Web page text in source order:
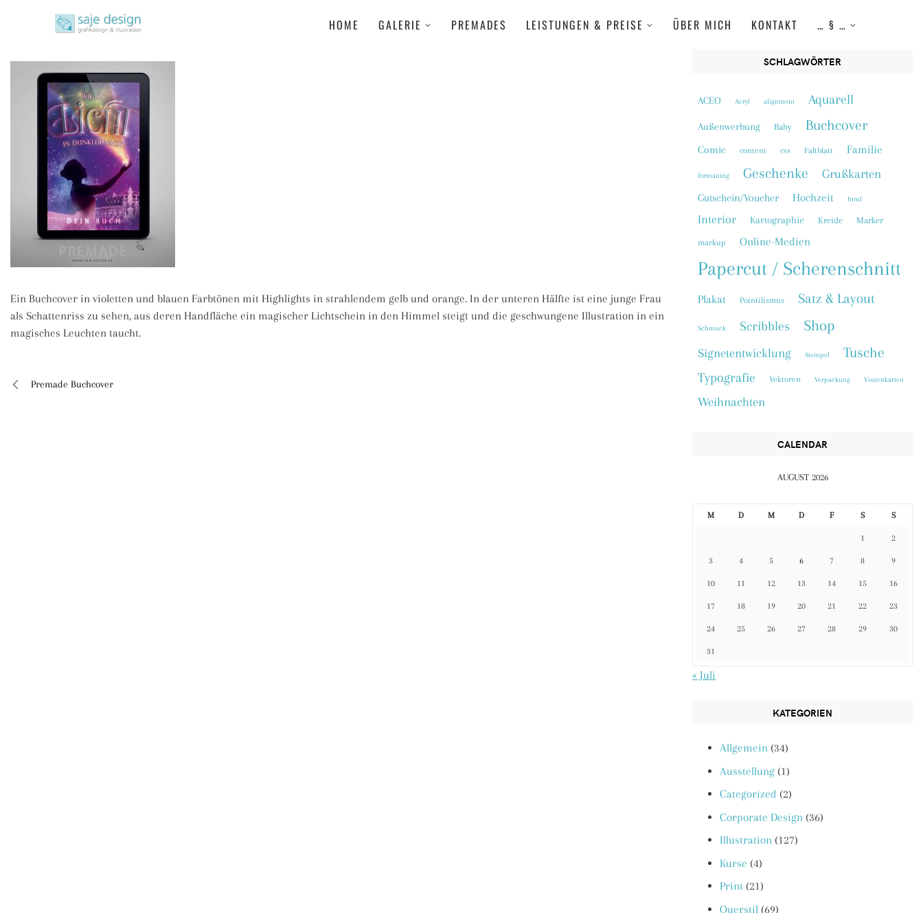
saje design bonn
grafikdesign | buchgestaltung | illustration HOME GALERIE PREMADES LEISTUNGEN & PREISE ÜBER MICH KONTAKT … § …
Ein Buchcover in violetten und blauen Farbtönen mit Highlights in strahlendem gelb und orange. In der unteren Hälfte ist eine junge Frau
als Schattenriss zu sehen, aus deren Handfläche ein magischer Lichtschein in den Himmel steigt und die geschwungene Illustration in ein
magisches Leuchten taucht.
Beitragsnavigation
Premade Buchcover
SCHLAGWÖRTER
ACEO Acryl alignment Aquarell
Außenwerbung Baby Buchcover
Comic content css Faltblatt Familie
formatting Geschenke Grußkarten
Gutschein/Voucher Hochzeit html
Interior Kartographie Kreide Marker
markup Online-Medien
Papercut / Scherenschnitt
Plakat Pointilismus Satz & Layout
Schmuck Scribbles Shop
Signetentwicklung Stempel Tusche
Typografie Vektoren Verpackung Visitenkarten
Weihnachten
CALENDAR
AUGUST 2026
M D M D F S S
1 2
3 4 5 6 7 8 9
10 11 12 13 14 15 16
17 18 19 20 21 22 23
24 25 26 27 28 29 30
31
« Juli
KATEGORIEN
Allgemein (34)
Ausstellung (1)
Categorized (2)
Corporate Design (36)
Illustration (127)
Kurse (4)
Print (21)
Querstil (69)